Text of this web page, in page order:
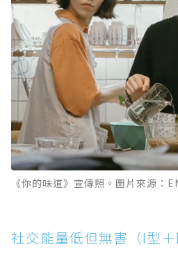
《你的味道》宣傳照。圖片來源：
社交能量低但無害（I型＋